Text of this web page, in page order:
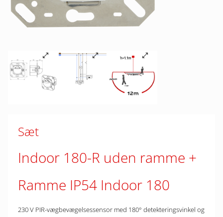
Sæt
Indoor 180-R uden ramme
Ramme IP54 Indoor 180
230 V PIR-vægbevægelsessensor med 180° detekteringsvinkel og